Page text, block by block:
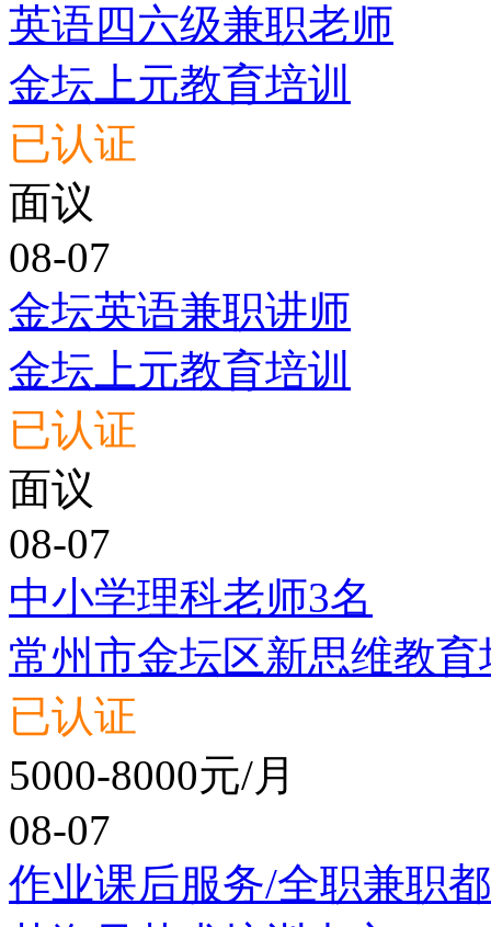
英语四六级兼职老师
金坛上元教育培训
已认证
面议
08-07
金坛英语兼职讲师
金坛上元教育培训
已认证
面议
08-07
中小学理科老师3名
常州市金坛区新思维教
已认证
5000-8000元/月
08-07
作业课后服务/全职兼职